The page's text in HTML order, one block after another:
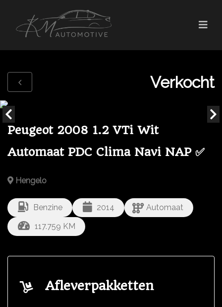
Verkocht
Peugeot 2008 1.2 VTi Wit
Automaat PDC Clima Navi NAP ✅
Hengelo
Benzine 2014
Automaat
117.759 KM
Afleverpakketten